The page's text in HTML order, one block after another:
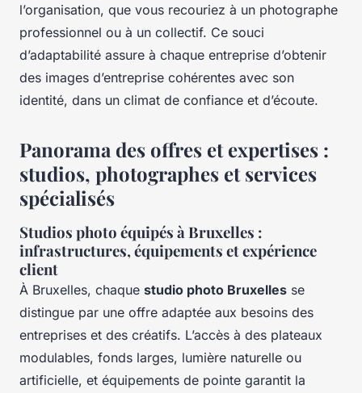
l’organisation, que vous recouriez à un photographe
professionnel ou à un collectif. Ce souci
d’adaptabilité assure à chaque entreprise d’obtenir
des images d’entreprise cohérentes avec son
identité, dans un climat de confiance et d’écoute.
Panorama des offres et expertises :
studios, photographes et services
spécialisés
Studios photo équipés à Bruxelles :
infrastructures, équipements et expérience
client
À Bruxelles, chaque studio photo Bruxelles se
distingue par une offre adaptée aux besoins des
entreprises et des créatifs. L’accès à des plateaux
modulables, fonds larges, lumière naturelle ou
artificielle, et équipements de pointe garantit la